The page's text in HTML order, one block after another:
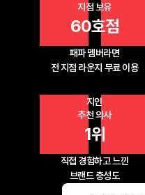
지점 보유
60호점
패파 멤버라면
전 지점 라운지 무료 이용
지인
추천 의사
1위
직접 경험하고 느낀
브랜드 충성도